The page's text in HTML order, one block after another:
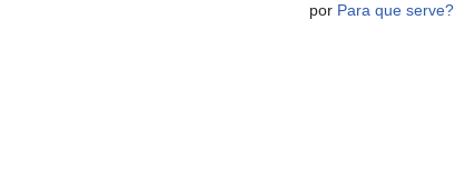
por Para que serve?